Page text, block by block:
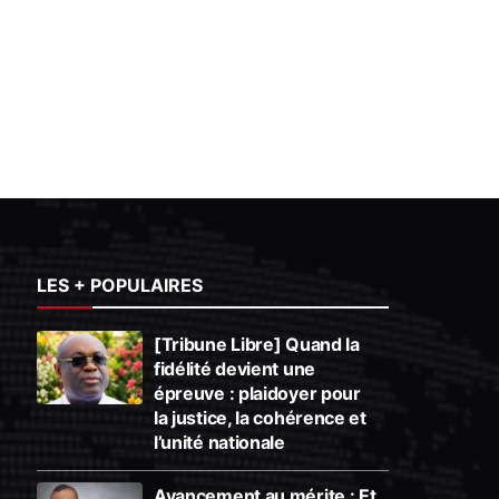
LES + POPULAIRES
[Tribune Libre] Quand la
fidélité devient une
épreuve : plaidoyer pour
la justice, la cohérence et
l’unité nationale